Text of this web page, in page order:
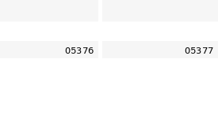
05376 05377